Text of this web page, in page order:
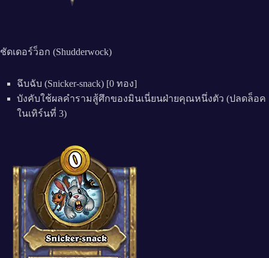
ชัดเดอร์ว็อก (Shudderwock)
ฉึบฉับ (Snicker-snack) [0 ทอง]
บังคับใช้ผลคำรามสู้ศึกของมินเนี่ยนฝ่ายคุณหนึ่งตัว (ปลดล็อค
ในเทิร์นที่ 3)